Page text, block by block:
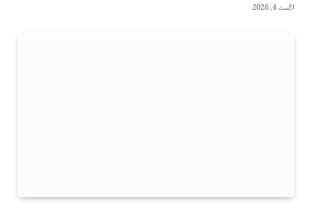
اگست 4, 2026